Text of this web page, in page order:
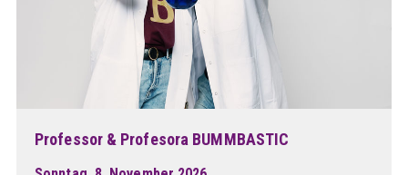
Professor & Profesora BUMMBASTIC